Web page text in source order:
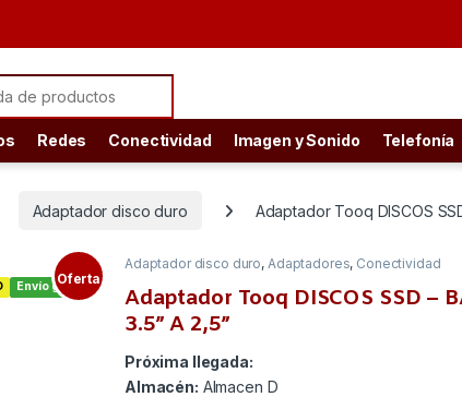
Redes Conectividad Imagen y Sonido Telefonía
Adaptador disco duro Adaptador Tooq DISCOS
Envío gratis
Oferta
Adaptador disco duro, Adaptadores, Conectividad
Adaptador Tooq DISCOS SSD –
3.5” A 2,5”
Próxima llegada:
Almacén: Almacen D